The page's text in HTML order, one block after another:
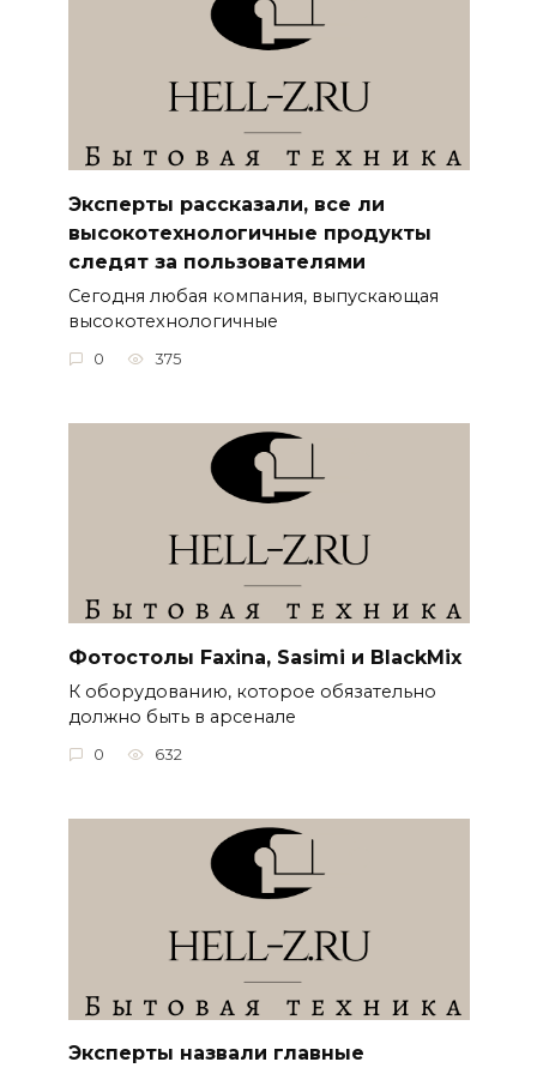
Эксперты рассказали, все ли
высокотехнологичные продукты
следят за пользователями
Сегодня любая компания, выпускающая
высокотехнологичные
0 375
Фотостолы Faxina, Sasimi и BlackMix
К оборудованию, которое обязательно
должно быть в арсенале
0 632
Эксперты назвали главные